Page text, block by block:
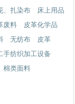
、扎染布
床上用品
废料
皮革化学品
无纺布
皮革
手纺织加工设备
棉类面料